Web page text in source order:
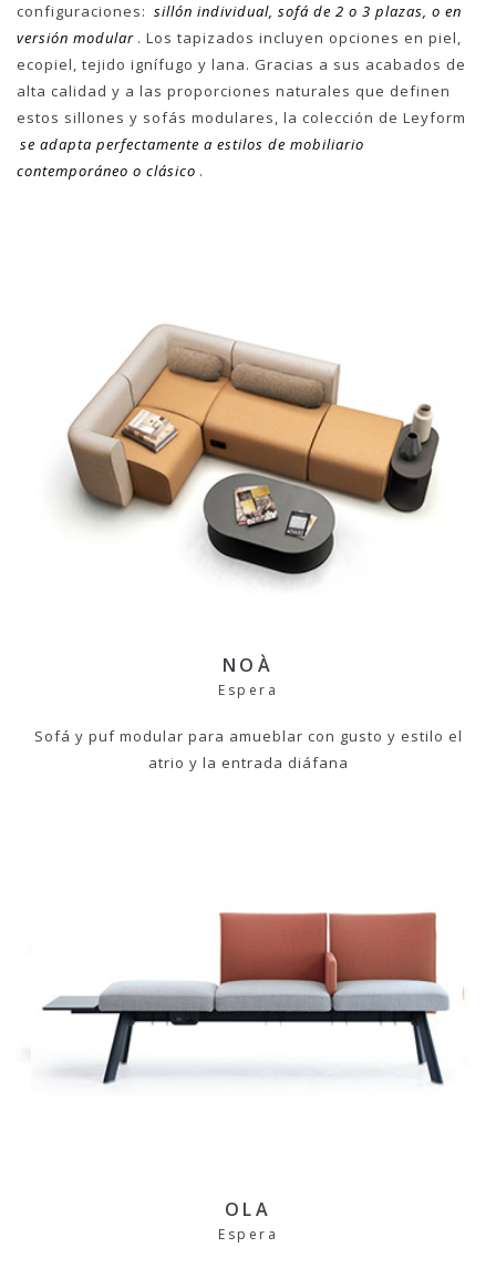
configuraciones: sillón individual, sofá de 2 o 3 plazas, o en
versión modular . Los tapizados incluyen opciones en piel,
ecopiel, tejido ignífugo y lana. Gracias a sus acabados de
alta calidad y a las proporciones naturales que definen
estos sillones y sofás modulares, la colección de Leyform
se adapta perfectamente a estilos de mobiliario
contemporáneo o clásico .
NOÀ
Espera
Sofá y puf modular para amueblar con gusto y estilo el
atrio y la entrada diáfana
OLA
Espera